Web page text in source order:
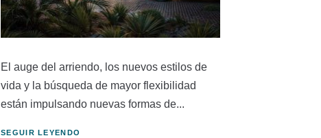
El auge del arriendo, los nuevos estilos de
vida y la búsqueda de mayor flexibilidad
están impulsando nuevas formas de...
SEGUIR LEYENDO